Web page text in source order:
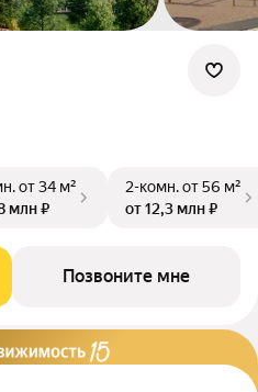
от 34 м²
млн ₽
2-комн.от 56 м²
от 12,3 млн ₽
Позвоните мне